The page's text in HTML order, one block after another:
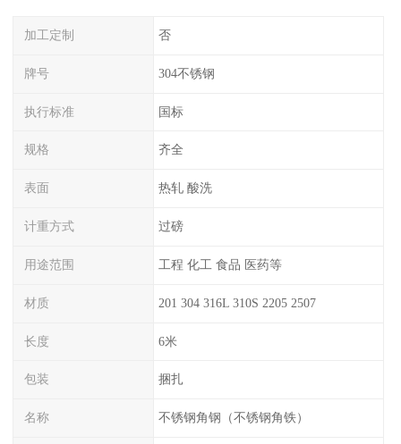
加工定制 否
牌号 304不锈钢
执行标准 国标
规格 齐全
表面 热轧 酸洗
计重方式 过磅
用途范围 工程 化工 食品 医药等
材质 201 304 316L 310S 2205 2507
长度 6米
包装 捆扎
名称 不锈钢角钢（不锈钢角铁）